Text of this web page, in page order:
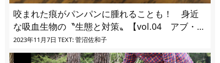
咬まれた痕がパンパンに腫れることも！ 身近
な吸血生物の〝生態と対策〟【vol.04 アブ・ブ
ユ・ヌカカ】
2023年11月7日 TEXT: 菅沼佐和子